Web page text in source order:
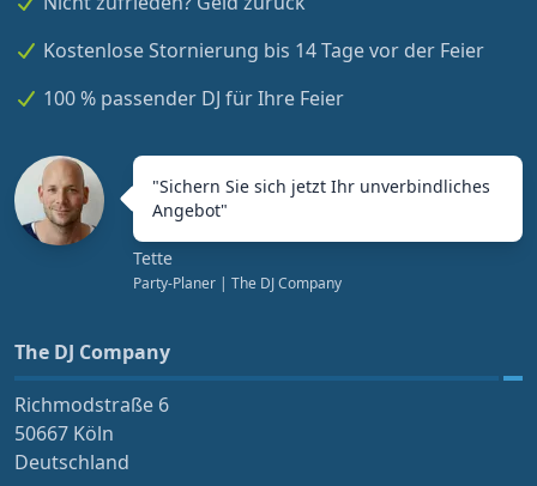
Kostenlose Stornierung bis 14 Tage vor der Feier
100 % passender DJ für Ihre Feier
"Sichern Sie sich jetzt Ihr unverbindliches
Angebot"
Tette
Party-Planer | The DJ Company
The DJ Company
Richmodstraße 6
50667 Köln
Deutschland